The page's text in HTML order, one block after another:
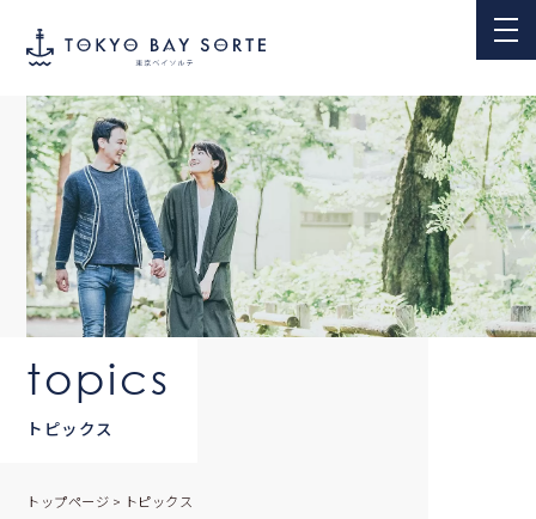
topics
トピックス
トップページ > トピックス